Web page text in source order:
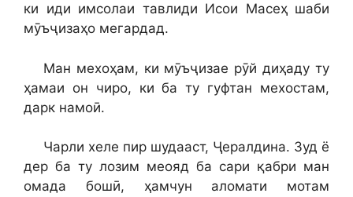
ки иди имсолаи тавлиди Исои Масеҳ шаби
мӯъҷизаҳо мегардад.
Ман мехоҳам, ки мӯъҷизае рӯй диҳаду ту
ҳамаи он чиро, ки ба ту гуфтан мехостам,
дарк намоӣ.
Чарли хеле пир шудааст, Ҷералдина. Зуд ё
дер ба ту лозим меояд ба сари қабри ман
омада бошӣ, ҳамчун аломати мотам